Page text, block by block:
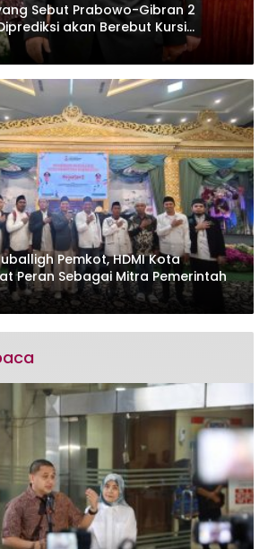
Sebut Prabowo-Gibran 2
akan Berebut Kursi
Pemkot, HDMI Kota
Peran Sebagai Mitra Pemerintah